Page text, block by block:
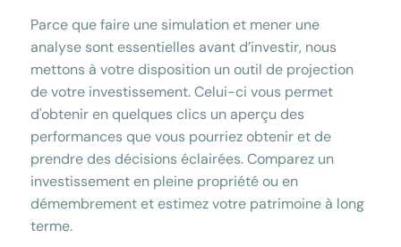
Parce que faire une simulation et mener une
analyse sont essentielles avant d’investir, nous
mettons à votre disposition un outil de projection
de votre investissement. Celui-ci vous permet
d'obtenir en quelques clics un aperçu des
performances que vous pourriez obtenir et de
prendre des décisions éclairées. Comparez un
investissement en pleine propriété ou en
démembrement et estimez votre patrimoine à long
terme.